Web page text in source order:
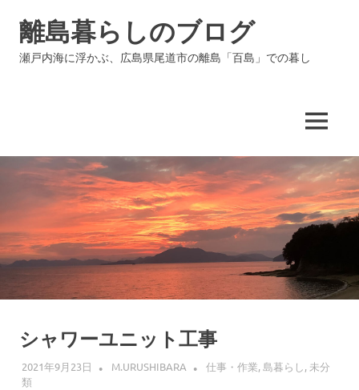
離島暮らしのブログ
瀬戸内海に浮かぶ、広島県尾道市の離島「百島」での暮し
MENU
シャワーユニット工事
2021年9月23日 M.URUSHIBARA 仕事・作業,島暮らし, 未分
類